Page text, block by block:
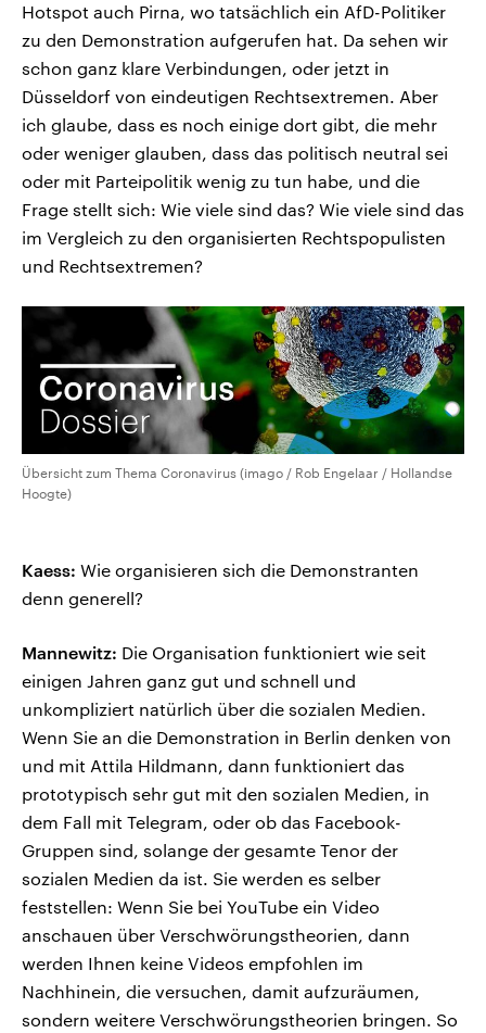
Hotspot auch Pirna, wo tatsächlich ein AfD-Politiker
zu den Demonstration aufgerufen hat. Da sehen wir
schon ganz klare Verbindungen, oder jetzt in
Düsseldorf von eindeutigen Rechtsextremen. Aber
ich glaube, dass es noch einige dort gibt, die mehr
oder weniger glauben, dass das politisch neutral sei
oder mit Parteipolitik wenig zu tun habe, und die
Frage stellt sich: Wie viele sind das? Wie viele sind das
im Vergleich zu den organisierten Rechtspopulisten
und Rechtsextremen?
Übersicht zum Thema Coronavirus (imago / Rob Engelaar / Hollandse
Hoogte)
Kaess: Wie organisieren sich die Demonstranten
denn generell?
Mannewitz: Die Organisation funktioniert wie seit
einigen Jahren ganz gut und schnell und
unkompliziert natürlich über die sozialen Medien.
Wenn Sie an die Demonstration in Berlin denken von
und mit Attila Hildmann, dann funktioniert das
prototypisch sehr gut mit den sozialen Medien, in
dem Fall mit Telegram, oder ob das Facebook-
Gruppen sind, solange der gesamte Tenor der
sozialen Medien da ist. Sie werden es selber
feststellen: Wenn Sie bei YouTube ein Video
anschauen über Verschwörungstheorien, dann
werden Ihnen keine Videos empfohlen im
Nachhinein, die versuchen, damit aufzuräumen,
sondern weitere Verschwörungstheorien bringen. So